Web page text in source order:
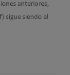
anteriores,
sigue siendo el